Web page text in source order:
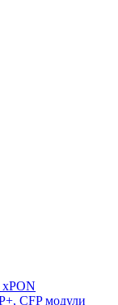
xPON
CFP модули